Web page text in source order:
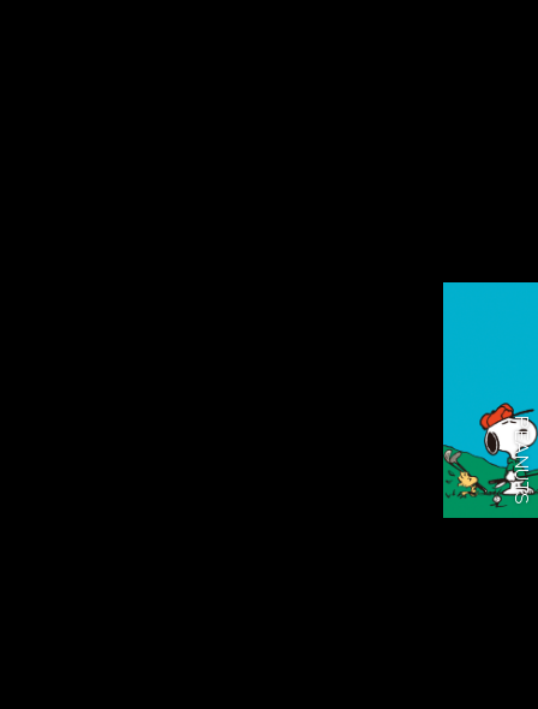
PEANUTS